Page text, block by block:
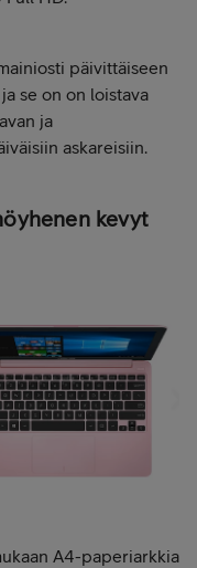
päivittäiseen
se on on loistava
ja
askareisiin.
kevyt
A4-paperiarkkia